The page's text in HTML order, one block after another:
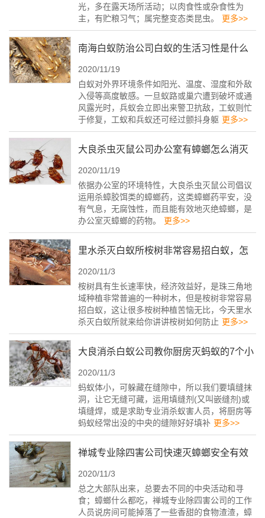
光，多在露天场所活动；以肉食性或杂食性为
主，有贮粮习气；属完整变态类昆虫。
更多>>
南海白蚁防治公司白蚁的生活习性是什么
2020/11/19
白蚁对外界环境条件如阳光、温度、湿度和外敌
入侵等高度敏感。一旦蚁路或巢穴遭到破坏或通
风露光时，兵蚁会立即出来警卫抗敌，工蚁则忙
于修复，工蚁和兵蚁还可经过颤抖身躯 更多>>
大良杀虫灭鼠公司办公室有蟑螂怎么消灭
2020/11/19
依据办公室的环境特性，大良杀虫灭鼠公司倡议
运用杀蟑胶饵类的蟑螂药，这类蟑螂药平安，没
有气息，无腐蚀性，而且能有效地灭绝蟑螂，是
办公室灭蟑螂的药物。
更多>>
里水杀灭白蚁所桉树非常容易招白蚁，怎
么预防白蚁
2020/11/3
桉树具有生长速率快，经济效益好，是珠三角地
域种植非常普遍的一种树木，但是桉树非常容易
招白蚁，这让很多桉树种植苦恼无比，今天里水
杀灭白蚁所就来给你讲讲桉树如何防止 更多>>
大良消杀白蚁公司教你厨房灭蚂蚁的7个小
办法
2020/11/3
蚂蚁体小，可躲藏在缝隙中，所以我们要填缝抹
洞，让它无缝可藏，运用填缝剂(又叫嵌缝剂)或
填缝焊，或是求助专业消杀蚁害人员，将厨房等
蚂蚁经常出没的中央的缝隙好好填补 更多>>
禅城专业除四害公司快速灭蟑螂安全有效
的方法有哪些
2020/11/3
总之大部队出来，总要去不同的中央活动和寻
食；蟑螂什么都吃，禅城专业除四害公司的工作
人员说房间可能掉落了一些香甜的食物渣渣，蟑